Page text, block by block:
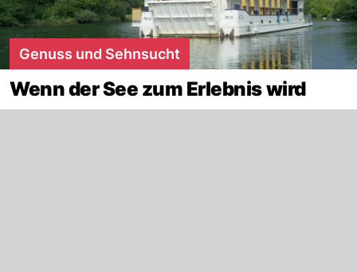
Genuss und Sehnsucht
Wenn der See zum Erlebnis wird